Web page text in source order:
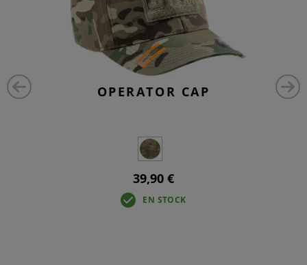
OPERATOR CAP
39,90 €
EN STOCK